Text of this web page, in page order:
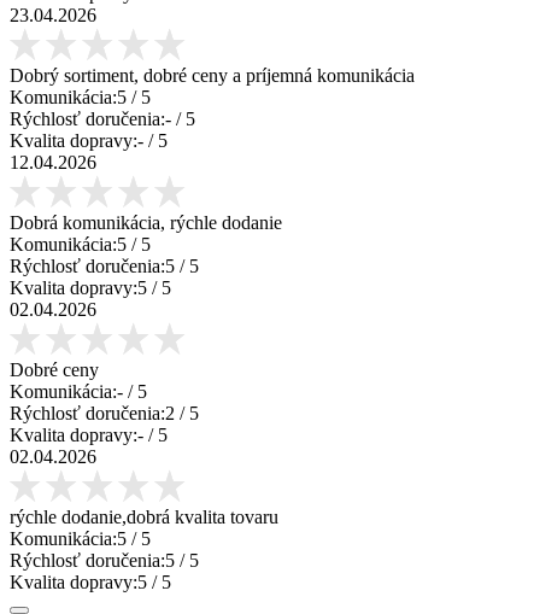
23.04.2026
Dobrý sortiment, dobré ceny a príjemná komunikácia
Komunikácia:5 / 5
Rýchlosť doručenia:- / 5
Kvalita dopravy:- / 5
12.04.2026
Dobrá komunikácia, rýchle dodanie
Komunikácia:5 / 5
Rýchlosť doručenia:5 / 5
Kvalita dopravy:5 / 5
02.04.2026
Dobré ceny
Komunikácia:- / 5
Rýchlosť doručenia:2 / 5
Kvalita dopravy:- / 5
02.04.2026
rýchle dodanie,dobrá kvalita tovaru
Komunikácia:5 / 5
Rýchlosť doručenia:5 / 5
Kvalita dopravy:5 / 5